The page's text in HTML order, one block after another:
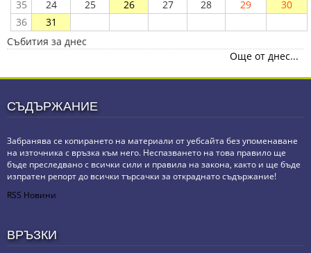
35
24 25 26 27 28 29
30
36
31
Събития за днес
Още от днес...
СЪДЪРЖАНИЕ
Забранява се копирането на материали от уебсайта без упоменаване
на източника с връзка към него. Неспазването на това правило ще
бъде преследвано с всички сили и правила на закона, както и ще бъде
изпратен репорт до всички търсачки за откраднато съдържание!
RSS Новини
ВРЪЗКИ